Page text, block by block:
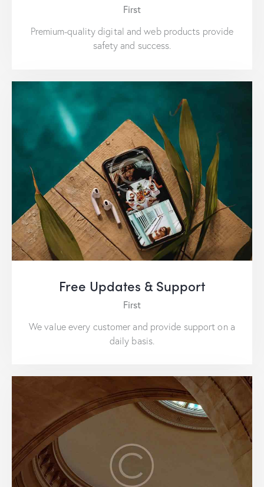
First
Premium-quality digital and web products provide
safety and success.
Free Updates & Support
First
We value every customer and provide support on a
daily basis.